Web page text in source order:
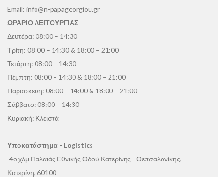
Email: info@n-papageorgiou.gr
ΩΡΑΡΙΟ ΛΕΙΤΟΥΡΓΙΑΣ
Δευτέρα: 08:00 – 14:30
Τρίτη: 08:00 – 14:30 & 18:00 – 21:00
Τετάρτη: 08:00 – 14:30
Πέμπτη: 08:00 – 14:30 & 18:00 – 21:00
Παρασκευή: 08:00 – 14:00 & 18:00 – 21:00
Σάββατο: 08:00 – 14:30
Κυριακή: Κλειστά
Υποκατάστημα - Logistics
4ο χλμ Παλαιάς Εθνικής Οδού Κατερίνης - Θεσσαλονίκης,
Κατερίνη, 60100